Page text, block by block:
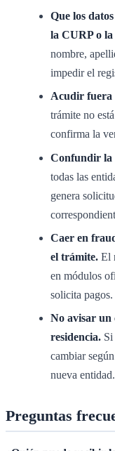
Que los
la CURP o
nombre,
impedir el
Acudir fuera
trámite no
confirma la
Confundir la
todas las
genera
Caer en
el trámite. El
en módulos
solicita pagos.
No avisar un
residencia.
cambiar
nueva entidad.
Preguntas